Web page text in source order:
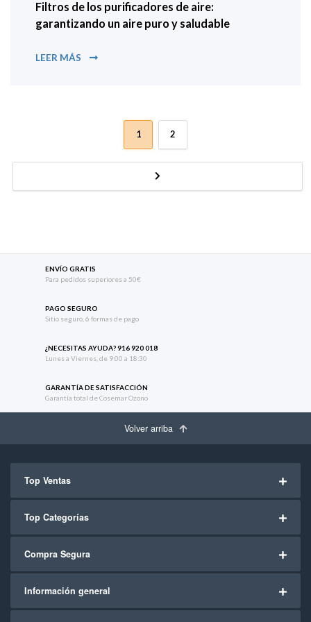
Filtros de los purificadores de aire:
garantizando un aire puro y saludable
LEER MÁS FILTROS DE LOS PURIFICADORES DE AIRE:
Navegación de entradas
1 2
ENVÍO GRATIS
Para pedidos superiores a 50€
PAGO SEGURO
Sitio seguro, 6 formas de pago
¿NECESITAS AYUDA? 916 920 018
Lunes a Viernes, de 9:00 a 18:30
GARANTÍA DE SATISFACCIÓN
Garantía total de Cosemar Ozono
Volver arriba
Top Ventas
Top Categorías
Compra Segura
Información general